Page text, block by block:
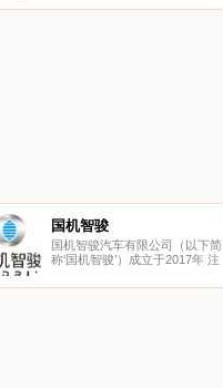
国机智骏
国机智骏汽车有限公司（以下简
称‘国机智骏’）成立于2017年 注